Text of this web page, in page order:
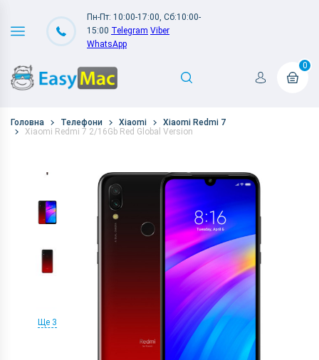
Пн-Пт: 10:00-17:00, Сб:10:00-
15:00 Telegram Viber
WhatsApp
0
Головна Телефони Xiaomi
Xiaomi Redmi 7
Xiaomi Redmi 7 2/16Gb Red Global Version
Ще 3